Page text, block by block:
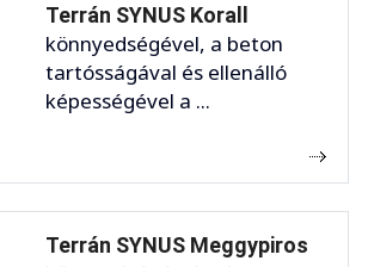
Terrán SYNUS Korall
könnyedségével, a beton
tartósságával és ellenálló
képességével a ...
Terrán SYNUS Meggypiros